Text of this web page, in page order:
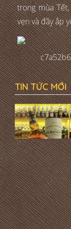
trong mùa
vẹn và đầy ắp
TIN TỨC MỚI